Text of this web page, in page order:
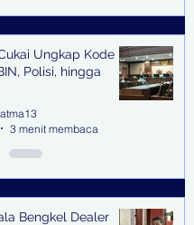
Ungkap Kode
Polisi, hingga
3 menit membaca
Bengkel Dealer